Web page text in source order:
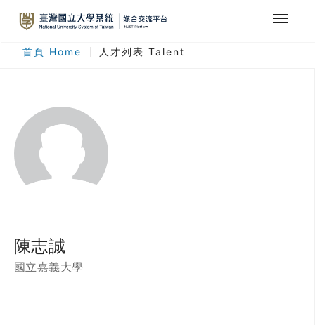
最新消息
人才列表
臺灣國立大學系統
登入
註冊
首頁 Home 人才列表 Talent
陳志誠
國立嘉義大學